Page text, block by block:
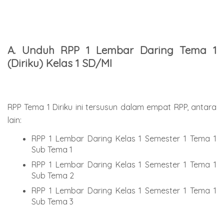
A. Unduh RPP 1 Lembar Daring Tema 1
(Diriku) Kelas 1 SD/MI
RPP Tema 1 Diriku ini tersusun dalam empat RPP, antara
lain:
RPP 1 Lembar Daring Kelas 1 Semester 1 Tema 1
Sub Tema 1
RPP 1 Lembar Daring Kelas 1 Semester 1 Tema 1
Sub Tema 2
RPP 1 Lembar Daring Kelas 1 Semester 1 Tema 1
Sub Tema 3